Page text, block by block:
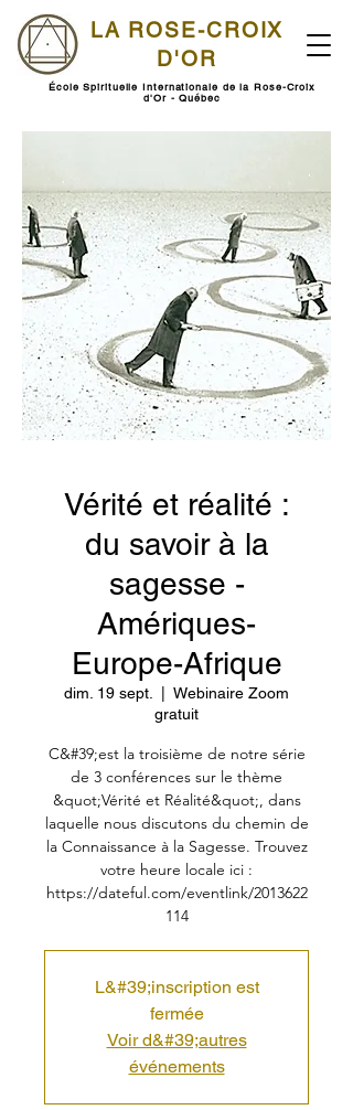
LA ROSE-CROIX
D'OR
École Spirituelle Internationale de la Rose-Croix
d'Or - Québec
Vérité et réalité :
du savoir à la
sagesse -
Amériques-
Europe-Afrique
dim. 19 sept.
Webinaire Zoom
gratuit
C&#39;est la troisième de notre série
de 3 conférences sur le thème
&quot;Vérité et Réalité&quot;, dans
laquelle nous discutons du chemin de
la Connaissance à la Sagesse. Trouvez
votre heure locale ici :
https://dateful.com/eventlink/2013622
114
L&#39;inscription est
fermée
Voir d&#39;autres
événements